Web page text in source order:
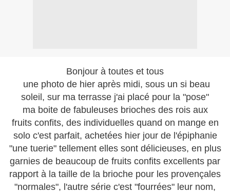
Bonjour à toutes et tous
une photo de hier après midi, sous un si beau
soleil, sur ma terrasse j'ai placé pour la "pose"
ma boite de fabuleuses brioches des rois aux
fruits confits, des individuelles quand on mange en
solo c'est parfait, achetées hier jour de l'épiphanie
"une tuerie" tellement elles sont délicieuses, en plus
garnies de beaucoup de fruits confits excellents par
rapport à la taille de la brioche pour les provençales
"normales", l'autre série c'est "fourrées" leur nom,